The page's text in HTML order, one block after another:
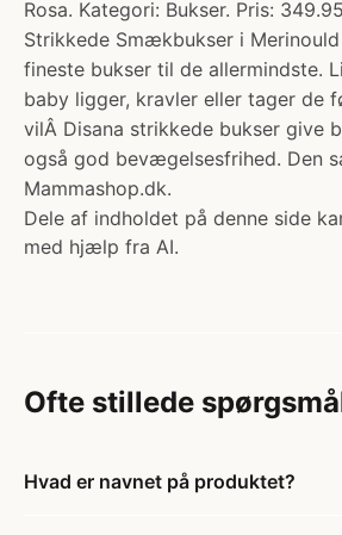
Rosa. Kategori: Bukser. Pris:
Strikkede Smækbukser i
fineste bukser til de allermindste.
baby ligger, kravler eller tager de
vilÂ Disana strikkede bukser give
også god bevægelsesfrihed. Den
Mammashop.dk.
Dele af indholdet på denne side
med hjælp fra AI.
Ofte stillede
Hvad er navnet på produktet?